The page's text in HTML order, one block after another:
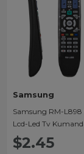
Samsung
Samsung RM-L898
Lcd-Led Tv
$2.45